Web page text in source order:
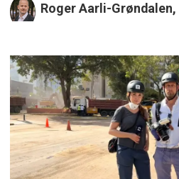
Roger Aarli-Grøndalen,